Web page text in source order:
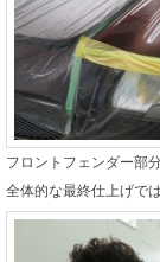
フロントフェンダー部
全体的な最終仕上げで